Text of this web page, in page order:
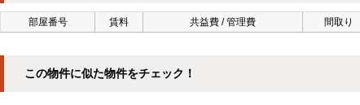
部屋番号 賃料 共益費 / 管理費 間取り
この物件に似た物件をチェック！